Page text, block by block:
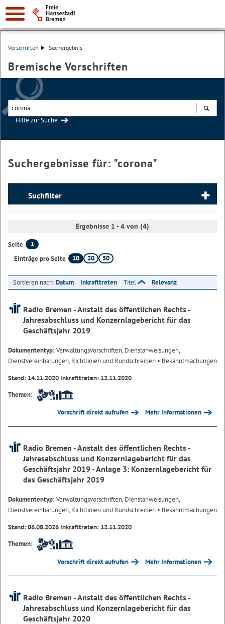
Vorschriften Suchergebnis
Bremische Vorschriften
Hilfe zur Suche
Suchergebnisse für: "corona"
Suchfilter
Ergebnisse 1 - 4 von (4)
Seite
1
Einträge pro Seite
10 20 50
Sortieren nach:Datum Inkrafttreten Titel Relevanz
Radio Bremen - Anstalt des öffentlichen Rechts -
Jahresabschluss und Konzernlagebericht für das
Geschäftsjahr 2019
Dokumententyp:Verwaltungsvorschriften, Dienstanweisungen,
Dienstvereinbarungen, Richtlinien und Rundschreiben • Bekanntmachungen
Stand: 14.11.2020 Inkrafttreten: 12.11.2020
Themen:
Vorschrift direkt aufrufen Mehr Informationen
Radio Bremen - Anstalt des öffentlichen Rechts -
Jahresabschluss und Konzernlagebericht für das
Geschäftsjahr 2019 - Anlage 3: Konzernlagebericht für
das Geschäftsjahr 2019
Dokumententyp:Verwaltungsvorschriften, Dienstanweisungen,
Dienstvereinbarungen, Richtlinien und Rundschreiben • Bekanntmachungen
Stand: 06.08.2026 Inkrafttreten: 12.11.2020
Themen:
Vorschrift direkt aufrufen Mehr Informationen
Radio Bremen - Anstalt des öffentlichen Rechts -
Jahresabschluss und Konzernlagebericht für das
Geschäftsjahr 2020